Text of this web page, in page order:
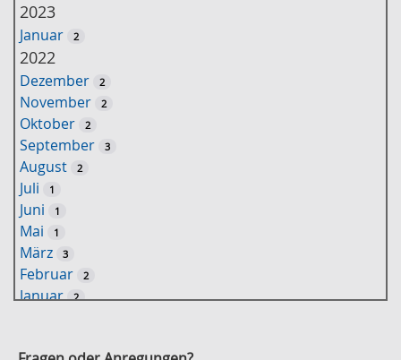
ü
w
o
r
u
c
2023
Januar 2
2022
Dezember 2
November 2
Oktober 2
September 3
August 2
Juli 1
Juni 1
Mai 1
März 3
Februar 2
Januar 2